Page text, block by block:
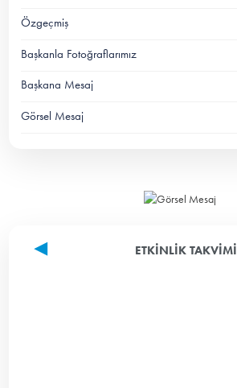
Özgeçmiş
Başkanla Fotoğraflarımız
Başkana Mesaj
Görsel Mesaj
ETKINLIK TAKVIMI